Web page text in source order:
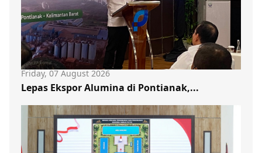
Friday, 07 August 2026
Lepas Ekspor Alumina di Pontianak,...